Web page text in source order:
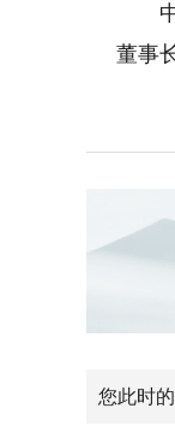
中
董事
您此时